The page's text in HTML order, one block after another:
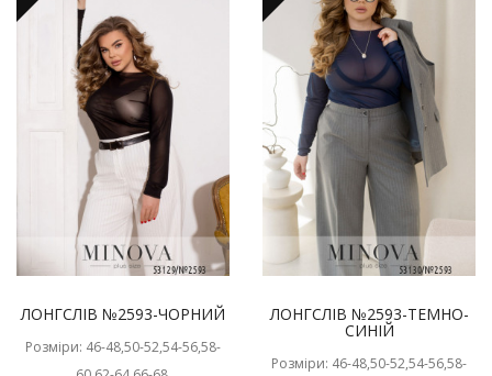
ЛОНГСЛІВ №2593-ЧОРНИЙ
Розміри: 46-48,50-52,54-56,58-
ЛОНГСЛІВ №2593-ТЕМНО-
СИНІЙ
Розміри: 46-48,50-52,54-56,58-